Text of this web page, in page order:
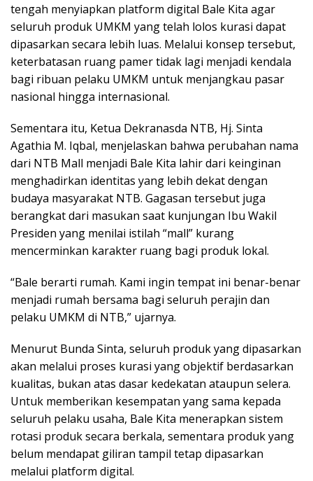
tengah menyiapkan platform digital Bale Kita agar
seluruh produk UMKM yang telah lolos kurasi dapat
dipasarkan secara lebih luas. Melalui konsep tersebut,
keterbatasan ruang pamer tidak lagi menjadi kendala
bagi ribuan pelaku UMKM untuk menjangkau pasar
nasional hingga internasional.
Sementara itu, Ketua Dekranasda NTB, Hj. Sinta
Agathia M. Iqbal, menjelaskan bahwa perubahan nama
dari NTB Mall menjadi Bale Kita lahir dari keinginan
menghadirkan identitas yang lebih dekat dengan
budaya masyarakat NTB. Gagasan tersebut juga
berangkat dari masukan saat kunjungan Ibu Wakil
Presiden yang menilai istilah “mall” kurang
mencerminkan karakter ruang bagi produk lokal.
“Bale berarti rumah. Kami ingin tempat ini benar-benar
menjadi rumah bersama bagi seluruh perajin dan
pelaku UMKM di NTB,” ujarnya.
Menurut Bunda Sinta, seluruh produk yang dipasarkan
akan melalui proses kurasi yang objektif berdasarkan
kualitas, bukan atas dasar kedekatan ataupun selera.
Untuk memberikan kesempatan yang sama kepada
seluruh pelaku usaha, Bale Kita menerapkan sistem
rotasi produk secara berkala, sementara produk yang
belum mendapat giliran tampil tetap dipasarkan
melalui platform digital.